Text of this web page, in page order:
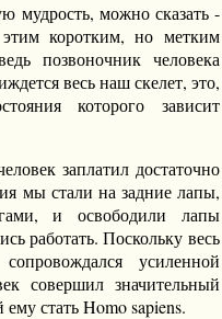
мудрость, можно сказать -
коротким, но метким
позвоночник человека
весь наш скелет, это,
которого зависит
заплатил достаточно
мы стали на задние лапы,
и освободили лапы
работать. Поскольку весь
усиленной
совершил значительный
стать Homo sapiens.